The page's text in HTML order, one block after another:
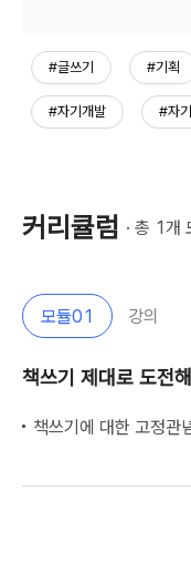
#글쓰기 #기획
#자기개발 #자
커리큘럼 · 총 1개
모듈01 강의
책쓰기 제대로 도전
책쓰기에 대한 고정관념 타파와